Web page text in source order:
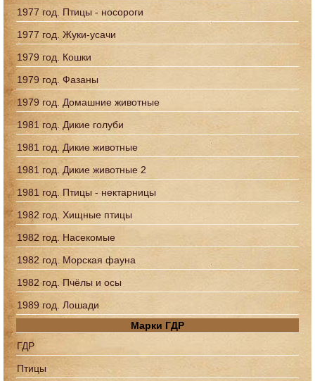
1977 год. Птицы - носороги
1977 год. Жуки-усачи
1979 год. Кошки
1979 год. Фазаны
1979 год. Домашние животные
1981 год. Дикие голуби
1981 год. Дикие животные
1981 год. Дикие животные 2
1981 год. Птицы - нектарницы
1982 год. Хищные птицы
1982 год. Насекомые
1982 год. Морская фауна
1982 год. Пчёлы и осы
1989 год. Лошади
Марки ГДР
ГДР
Птицы